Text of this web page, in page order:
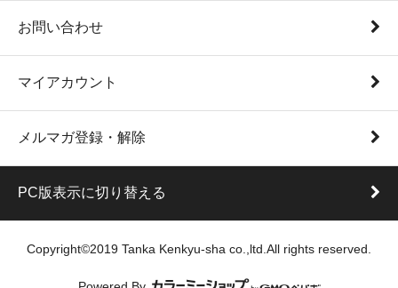
お問い合わせ
マイアカウント
メルマガ登録・解除
PC版表示に切り替える
Copyright©2019 Tanka Kenkyu-sha co.,ltd.All rights reserved.